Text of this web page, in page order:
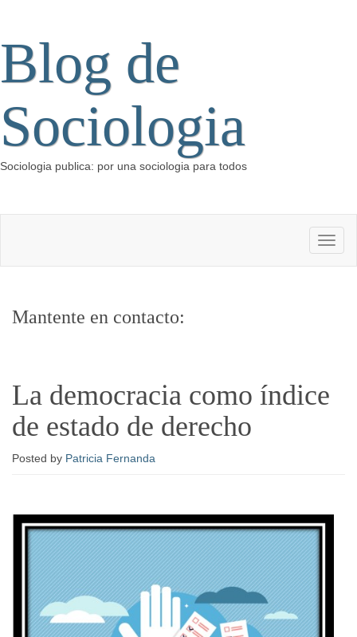
Blog de
Sociologia
Sociologia publica: por una sociologia para todos
Mantente en contacto:
La democracia como índice
de estado de derecho
Posted by Patricia Fernanda